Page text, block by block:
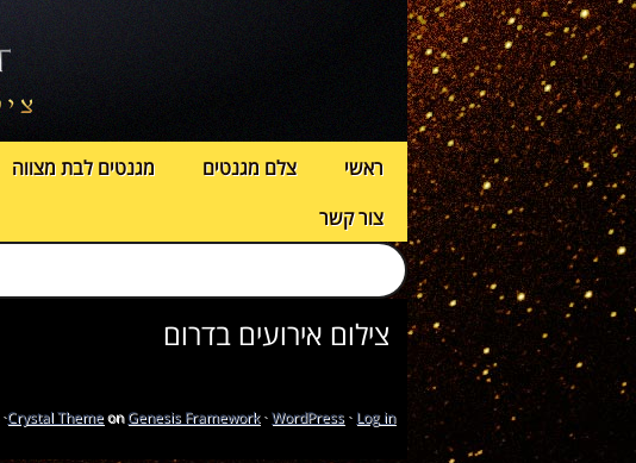
ראשי צלם מגנטים מגנטים לבת מצווה
צור קשר
צילום אירועים בדרום
Crystal ThemeonGenesis Framework·WordPress· Log in